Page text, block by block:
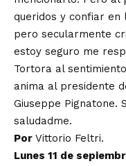
queridos y confiar en
pero secularmente
estoy seguro me
Tortora al
anima al presidente
Giuseppe Pignatone.
saludadme.
Por Vittorio Feltri.
Lunes 11 de